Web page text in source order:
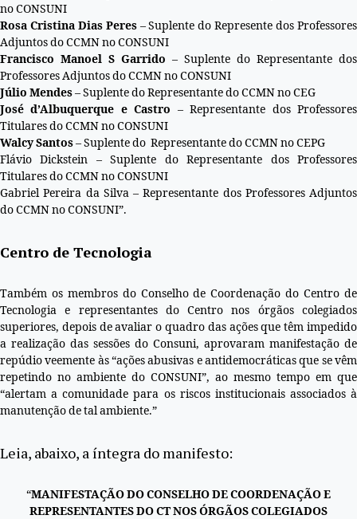
no CONSUNI
Rosa Cristina Dias Peres– Suplente do Represente dos Professores
Adjuntos do CCMN no CONSUNI
Francisco Manoel S Garrido – Suplente do Representante dos
Professores Adjuntos do CCMN no CONSUNI
Júlio Mendes– Suplente do Representante do CCMN no CEG
José d’Albuquerque e Castro – Representante dos Professores
Titulares do CCMN no CONSUNI
Walcy Santos– Suplente do Representante do CCMN no CEPG
Flávio Dickstein – Suplente do Representante dos Professores
Titulares do CCMN no CONSUNI
Gabriel Pereira da Silva – Representante dos Professores Adjuntos
do CCMN no CONSUNI”.
Centro de Tecnologia
Também os membros do Conselho de Coordenação do Centro de
Tecnologia e representantes do Centro nos órgãos colegiados
superiores, depois de avaliar o quadro das ações que têm impedido
a realização das sessões do Consuni, aprovaram manifestação de
repúdio veemente às “ações abusivas e antidemocráticas que se vêm
repetindo no ambiente do CONSUNI”, ao mesmo tempo em que
“alertam a comunidade para os riscos institucionais associados à
manutenção de tal ambiente.”
Leia, abaixo, a íntegra do manifesto:
“MANIFESTAÇÃO DO CONSELHO DE COORDENAÇÃO E
REPRESENTANTES DO CT NOS ÓRGÃOS COLEGIADOS